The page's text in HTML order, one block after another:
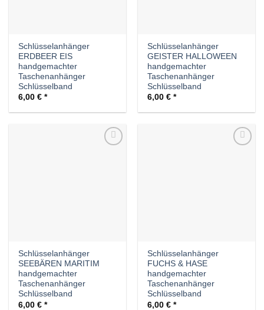
Schlüsselanhänger
ERDBEER EIS
handgemachter
Taschenanhänger
Schlüsselband
6,00€
Schlüsselanhänger
GEISTER HALLOWEEN
handgemachter
Taschenanhänger
Schlüsselband
6,00€
Schlüsselanhänger
SEEBÄREN MARITIM
handgemachter
Taschenanhänger
Schlüsselband
6,00€
Schlüsselanhänger
FUCHS & HASE
handgemachter
Taschenanhänger
Schlüsselband
6,00€